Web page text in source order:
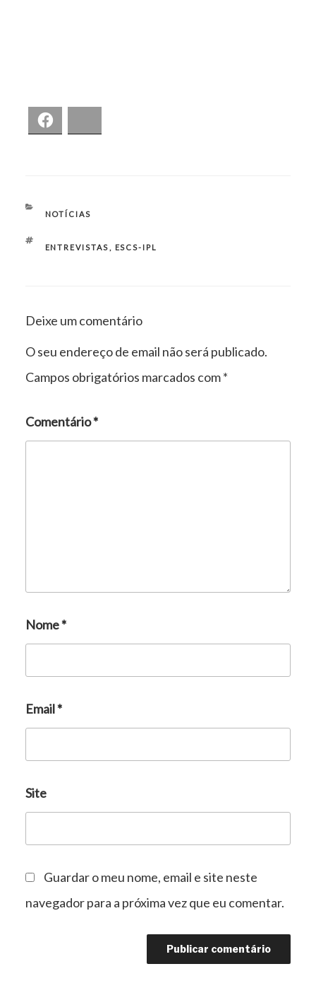
CATEGORIAS
NOTÍCIAS
ETIQUETAS
ENTREVISTAS , ESCS-IPL
Deixe um comentário
O seu endereço de email não será publicado.
Campos obrigatórios marcados com*
Comentário*
Nome*
Email*
Site
Guardar o meu nome, email e site neste
navegador para a próxima vez que eu comentar.